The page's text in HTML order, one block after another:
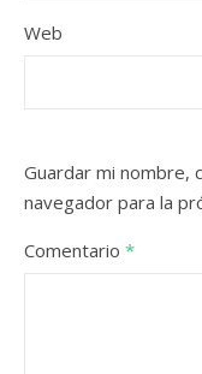
Web
Guardar mi nombre,
navegador para la
Comentario *